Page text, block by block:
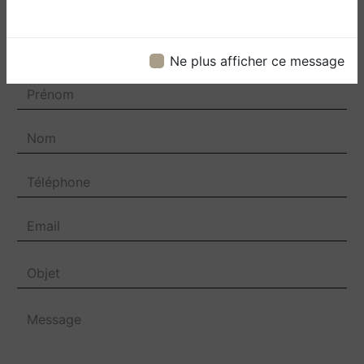
Ne plus afficher ce message